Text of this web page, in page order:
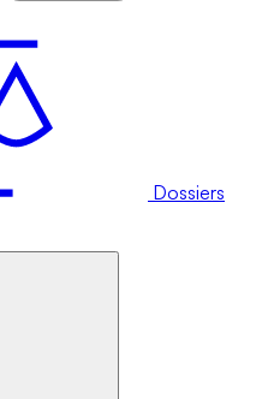
Dossiers